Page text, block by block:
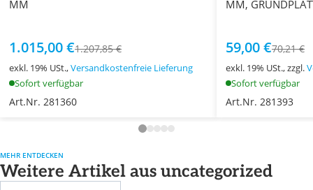
MM
1.015,00 €1.207,85 €
exkl. 19% USt.,Versandkostenfreie Lieferung
Sofort verfügbar
Art.Nr. 281360
MM,
59,00 €70,21 €
exkl. 19% USt., zzgl.
Sofort verfügbar
Art.Nr. 281393
MEHR ENTDECKEN
Weitere Artikel aus uncategorized